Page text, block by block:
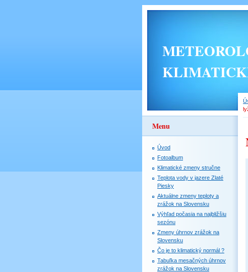
Menu
Úvod
Fotoalbum
Klimatické zmeny stručne
Teplota vody v jazere Zlaté
Piesky
Aktuálne zmeny teploty a
zrážok na Slovensku
Výhľad počasia na najbližšiu
sezónu
Zmeny úhrnov zrážok na
Slovensku
Čo je to klimatický normál ?
Tabuľka mesačných úhrnov
zrážok na Slovensku